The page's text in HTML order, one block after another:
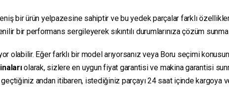
bir ürün yelpazesine sahiptir ve bu yedek parçalar farklı
bir performans sergileyerek sıkıntılı durumlarınıza çözüm
olabilir. Eğer farklı bir model arıyorsanız veya Boru seçimi
olarak, sizlere en uygun fiyat garantisi ve makina garantisi
geçtiğiniz andan itibaren, istediğiniz parçayı 24 saat içinde kargoya